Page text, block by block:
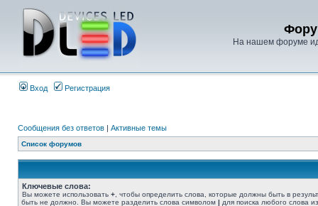
На нашем форуме
Вход Регистрация
Сообщения без ответов | Активные темы
Список форумов
Ключевые слова:
Вы можете использовать + , чтобы определить слова, которые должны быть в
быть не должно. Вы можете разделить слова символом | для поиска любого слова